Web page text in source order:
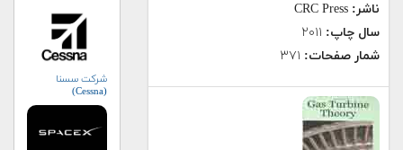
ناشر:
سال چاپ:
شمار صفحات:
شرکت سسنا
(Cessna)